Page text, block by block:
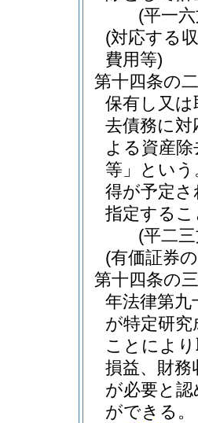
(平一
(対応する
費用等)
第十四条の二
保有し又
去債務に
よる資産
等」という
得が予定
指定する
(平二
(有価証券
第十四条の三
年法律第九
が特定研
ことによ
損益、財
が必要と
ができる。